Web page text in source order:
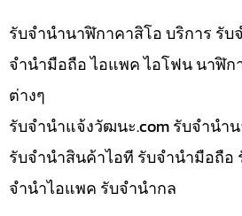
รับจำนำนาฬิกาคาสิโอ บริการ รั
จำนำมือถือ ไอแพค ไอโฟน นาฬิก
ต่างๆ
รับจํานําแจ้งวัฒนะ.com รับจำนำ
รับจำนำสินค้าไอที รับจำนำมือถือ
จำนำไอแพค รับจำนำกล